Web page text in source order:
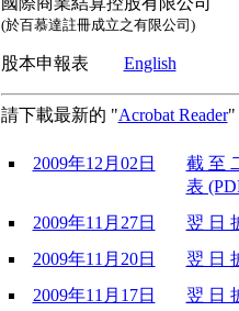
(於百慕達註冊成立之有限公司)
股本申報表 English
請下載最新的 "Acrobat Reader"
2009年12月02日
截 至
表
2009年11月27日
翌 日
2009年11月20日
翌 日
2009年11月17日
翌 日